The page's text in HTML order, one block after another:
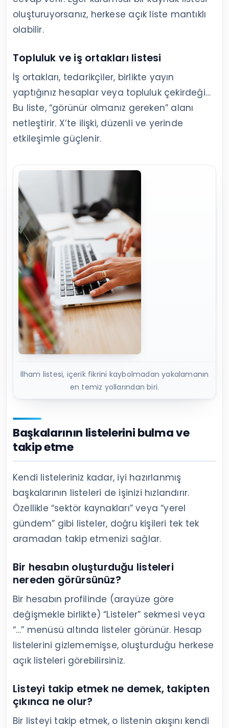
oluşturuyorsanız, herkese açık liste mantıklı
olabilir.
Topluluk ve iş ortakları listesi
İş ortakları, tedarikçiler, birlikte yayın
yaptığınız hesaplar veya topluluk çekirdeği…
Bu liste, “görünür olmanız gereken” alanı
netleştirir. X’te ilişki, düzenli ve yerinde
etkileşimle güçlenir.
İlham listesi, içerik fikrini kaybolmadan yakalamanın
en temiz yollarından biri.
Başkalarının listelerini bulma ve
takip etme
Kendi listeleriniz kadar, iyi hazırlanmış
başkalarının listeleri de işinizi hızlandırır.
Özellikle “sektör kaynakları” veya “yerel
gündem” gibi listeler, doğru kişileri tek tek
aramadan takip etmenizi sağlar.
Bir hesabın oluşturduğu listeleri
nereden görürsünüz?
Bir hesabın profilinde (arayüze göre
değişmekle birlikte) “Listeler” sekmesi veya
“…” menüsü altında listeler görünür. Hesap
listelerini gizlememişse, oluşturduğu herkese
açık listeleri görebilirsiniz.
Listeyi takip etmek ne demek, takipten
çıkınca ne olur?
Bir listeyi takip etmek, o listenin akışını kendi